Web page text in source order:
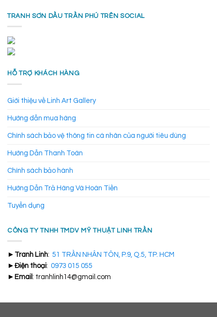
TRANH SƠN DẦU TRẦN PHÚ TRÊN SOCIAL
HỖ TRỢ KHÁCH HÀNG
Giới thiệu về Linh Art Gallery
Hướng dẫn mua hàng
Chính sách bảo vệ thông tin cá nhân của người tiêu dùng
Hướng Dẫn Thanh Toán
Chính sách bảo hành
Hướng Dẫn Trả Hàng Và Hoàn Tiền
Tuyển dụng
CÔNG TY TNHH TMDV MỸ THUẬT LINH TRẦN
► Tranh Linh: 51 TRẦN NHÂN TÔN, P.9, Q.5, TP. HCM
► Điện thoại: 0973 015 055
► Email : tranhlinh14@gmail.com